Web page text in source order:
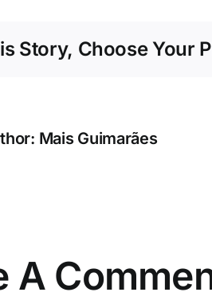
Story, Choose Your
Mais Guimarães
A